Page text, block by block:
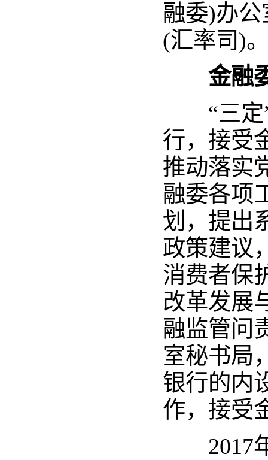
融委)办
(汇率司)
金融
“三定”
行，接受
推动落实
融委各项
划，提出
政策建议
消费者保
改革发展
融监管问
室秘书局
银行的内
作，接受
2017年